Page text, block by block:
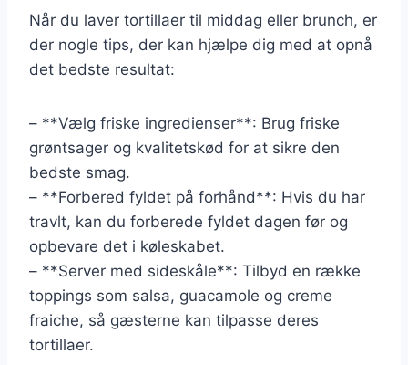
Når du laver tortillaer til middag eller brunch, er
der nogle tips, der kan hjælpe dig med at opnå
det bedste resultat:
– **Vælg friske ingredienser**: Brug friske
grøntsager og kvalitetskød for at sikre den
bedste smag.
– **Forbered fyldet på forhånd**: Hvis du har
travlt, kan du forberede fyldet dagen før og
opbevare det i køleskabet.
– **Server med sideskåle**: Tilbyd en række
toppings som salsa, guacamole og creme
fraiche, så gæsterne kan tilpasse deres
tortillaer.